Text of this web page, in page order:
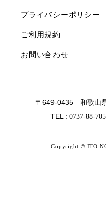
プライバシーポリシー
ご利用規約
お問い合わせ
〒649-0435 和歌山
TEL : 0737-88-
Copyright © ITO